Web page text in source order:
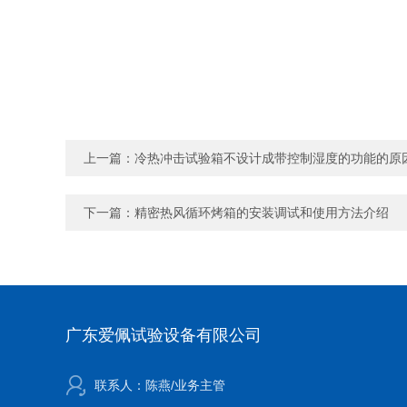
上一篇： 冷热冲击试验箱不设计成带控制湿度的功能的原
下一篇： 精密热风循环烤箱的安装调试和使用方法介绍
广东爱佩试验设备有限公司
联系人：陈燕/业务主管